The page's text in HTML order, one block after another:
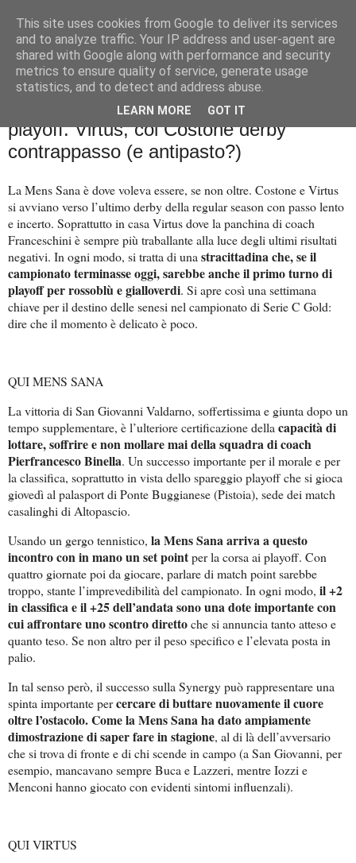
Palla al cerchio
lunedì 27 marzo 2023
Basket City: Mens Sana setpoint
playoff. Virtus, col Costone derby
contrappasso (e antipasto?)
La Mens Sana è dove voleva essere, se non oltre. Costone e Virtus
si avviano verso l’ultimo derby della regular season con passo lento
e incerto. Soprattutto in casa Virtus dove la panchina di coach
Franceschini è sempre più traballante alla luce degli ultimi risultati
negativi. In ogni modo, si tratta di una stracittadina che, se il
campionato terminasse oggi, sarebbe anche il primo turno di
playoff per rossoblù e gialloverdi. Si apre così una settimana
chiave per il destino delle senesi nel campionato di Serie C Gold:
dire che il momento è delicato è poco.
QUI MENS SANA
La vittoria di San Giovanni Valdarno, soffertissima e giunta dopo un
tempo supplementare, è l’ulteriore certificazione dellacapacità di
lottare, soffrire e non mollare mai della squadra di coach
Pierfrancesco Binella. Un successo importante per il morale e per
la classifica, soprattutto in vista dello spareggio playoff che si gioca
giovedì al palasport di Ponte Buggianese (Pistoia), sede dei match
casalinghi di Altopascio.
Usando un gergo tennistico, la Mens Sana arriva a questo
incontro con in mano un set pointper la corsa ai playoff. Con
quattro giornate poi da giocare, parlare di match point sarebbe
troppo, stante l’imprevedibilità del campionato. In ogni modo, il +2
in classifica e il +25 dell’andata sono una dote importante con
cui affrontare uno scontro direttoche si annuncia tanto atteso e
quanto teso. Se non altro per il peso specifico e l’elevata posta in
palio.
In tal senso però, il successo sulla Synergy può rappresentare una
spinta importante percercare di buttare nuovamente il cuore
oltre l’ostacolo. Come la Mens Sana ha dato ampiamente
dimostrazione di saper fare in stagione, al di là dell’avversario
che si trova di fronte e di chi scende in campo (a San Giovanni, per
esempio, mancavano sempre Buca e Lazzeri, mentre Iozzi e
Menconi hanno giocato con evidenti sintomi influenzali).
QUI VIRTUS
This site uses cookies from Google to deliver its services
and to analyze traffic. Your IP address and user-agent are
shared with Google along with performance and security
metrics to ensure quality of service, generate usage
statistics, and to detect and address abuse.
LEARN MORE GOT IT